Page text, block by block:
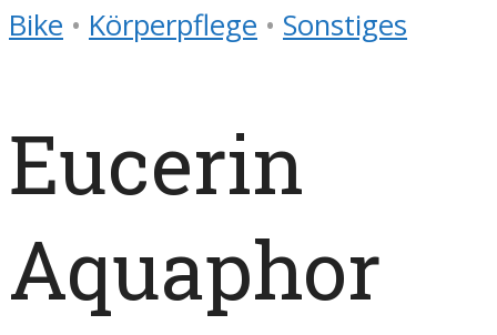
Bike • Körperpflege • Sonstiges
Eucerin
Aquaphor